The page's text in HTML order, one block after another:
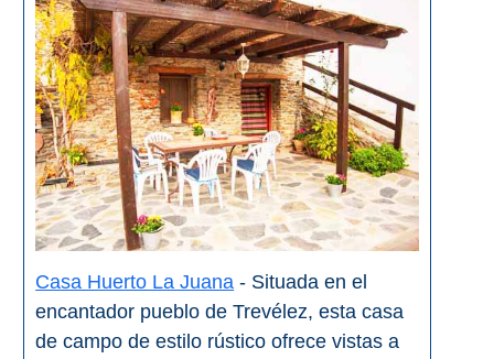
Casa Huerto La Juana - Situada en el
encantador pueblo de Trevélez, esta casa
de campo de estilo rústico ofrece vistas a